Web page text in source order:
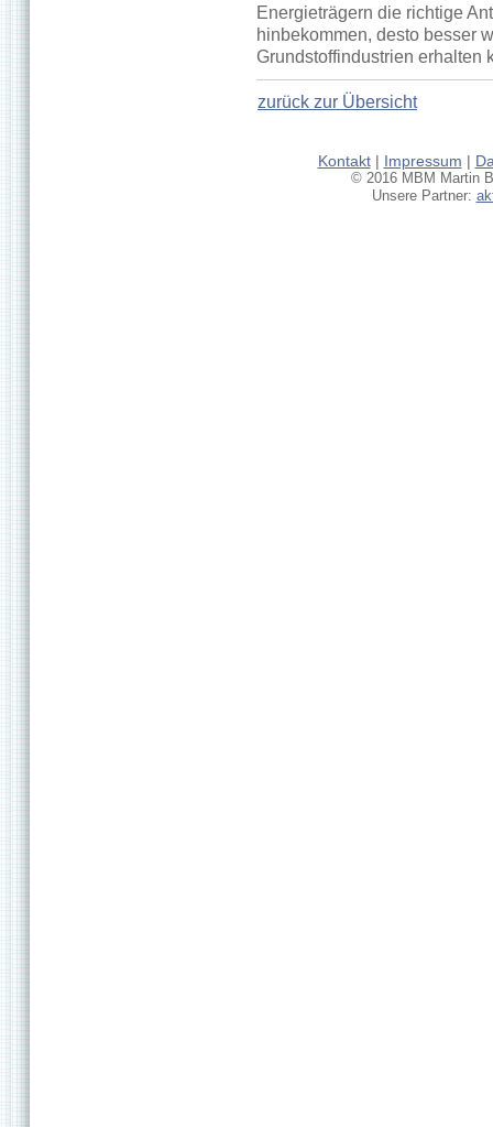
Energieträgern die richtige
hinbekommen, desto besser
Grundstoffindustrien erhalten
zurück zur Übersicht
Kontakt| Impressum |
© 2016 MBM Martin
Unsere Partner: